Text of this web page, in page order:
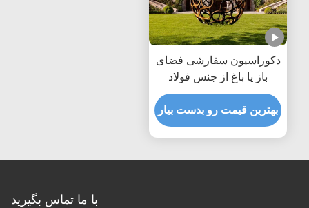
دکوراسیون سفارشی فضای
باز یا باغ از جنس فولاد
کورتن توخالی
بهترین قیمت رو بدست بیار
با ما تماس بگیرید